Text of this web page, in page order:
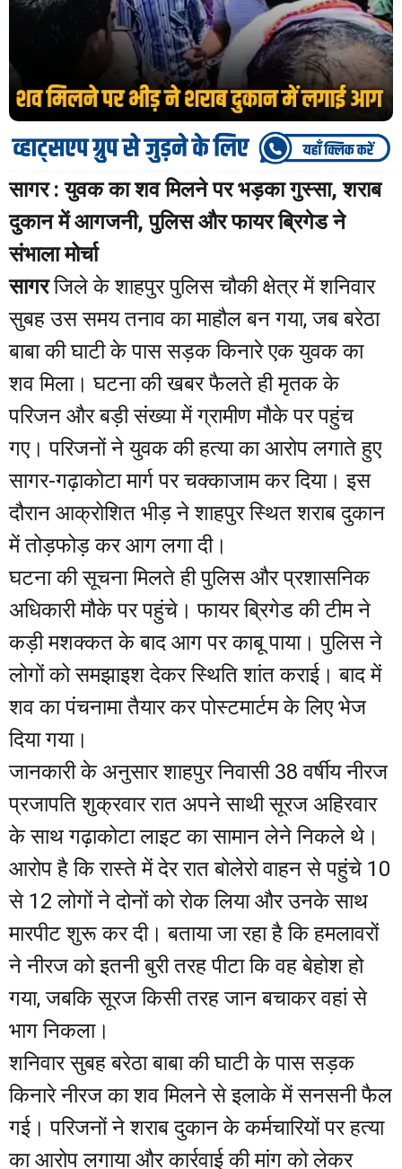
सागर : युवक का शव मिलने पर भड़का गुस्सा, शराब
दुकान में आगजनी, पुलिस और फायर ब्रिगेड ने
संभाला मोर्चा
सागरजिले के शाहपुर पुलिस चौकी क्षेत्र में शनिवार
सुबह उस समय तनाव का माहौल बन गया, जब बरेठा
बाबा की घाटी के पास सड़क किनारे एक युवक का
शव मिला। घटना की खबर फैलते ही मृतक के
परिजन और बड़ी संख्या में ग्रामीण मौके पर पहुंच
गए। परिजनों ने युवक की हत्या का आरोप लगाते हुए
सागर-गढ़ाकोटा मार्ग पर चक्काजाम कर दिया। इस
दौरान आक्रोशित भीड़ ने शाहपुर स्थित शराब दुकान
में तोड़फोड़ कर आग लगा दी।
घटना की सूचना मिलते ही पुलिस और प्रशासनिक
अधिकारी मौके पर पहुंचे। फायर ब्रिगेड की टीम ने
कड़ी मशक्कत के बाद आग पर काबू पाया। पुलिस ने
लोगों को समझाइश देकर स्थिति शांत कराई। बाद में
शव का पंचनामा तैयार कर पोस्टमार्टम के लिए भेज
दिया गया।
जानकारी के अनुसार शाहपुर निवासी 38 वर्षीय नीरज
प्रजापति शुक्रवार रात अपने साथी सूरज अहिरवार
के साथ गढ़ाकोटा लाइट का सामान लेने निकले थे।
आरोप है कि रास्ते में देर रात बोलेरो वाहन से पहुंचे 10
से 12 लोगों ने दोनों को रोक लिया और उनके साथ
मारपीट शुरू कर दी। बताया जा रहा है कि हमलावरों
ने नीरज को इतनी बुरी तरह पीटा कि वह बेहोश हो
गया, जबकि सूरज किसी तरह जान बचाकर वहां से
भाग निकला।
शनिवार सुबह बरेठा बाबा की घाटी के पास सड़क
किनारे नीरज का शव मिलने से इलाके में सनसनी फैल
गई। परिजनों ने शराब दुकान के कर्मचारियों पर हत्या
का आरोप लगाया और कार्रवाई की मांग को लेकर